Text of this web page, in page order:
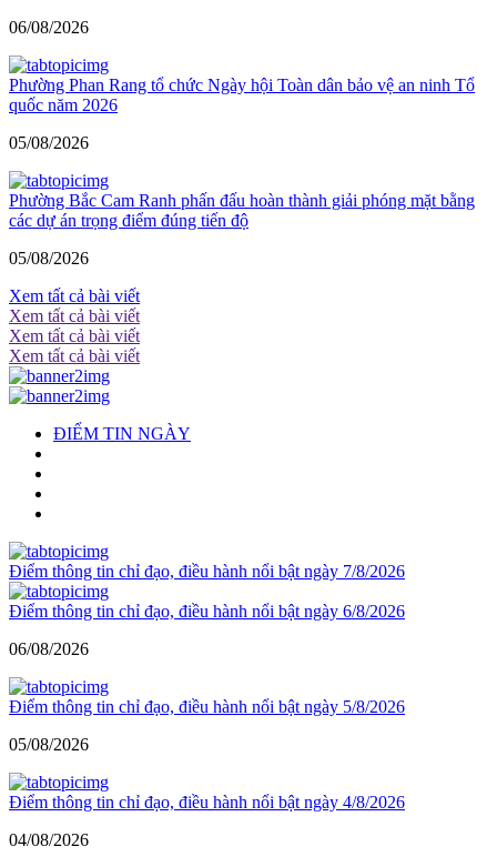
06/08/2026
Phường Phan Rang tổ chức Ngày hội Toàn dân bảo vệ an ninh Tổ
quốc năm 2026
05/08/2026
Phường Bắc Cam Ranh phấn đấu hoàn thành giải phóng mặt bằng
các dự án trọng điểm đúng tiến độ
05/08/2026
Xem tất cả bài viết
Xem tất cả bài viết
Xem tất cả bài viết
Xem tất cả bài viết
ĐIỂM TIN NGÀY
Điểm thông tin chỉ đạo, điều hành nổi bật ngày 7/8/2026
Điểm thông tin chỉ đạo, điều hành nổi bật ngày 6/8/2026
06/08/2026
Điểm thông tin chỉ đạo, điều hành nổi bật ngày 5/8/2026
05/08/2026
Điểm thông tin chỉ đạo, điều hành nổi bật ngày 4/8/2026
04/08/2026